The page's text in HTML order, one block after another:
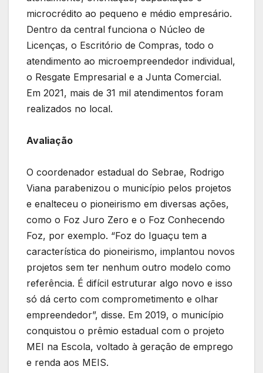
microcrédito ao pequeno e médio empresário.
Dentro da central funciona o Núcleo de
Licenças, o Escritório de Compras, todo o
atendimento ao microempreendedor individual,
o Resgate Empresarial e a Junta Comercial.
Em 2021, mais de 31 mil atendimentos foram
realizados no local.
Avaliação
O coordenador estadual do Sebrae, Rodrigo
Viana parabenizou o município pelos projetos
e enalteceu o pioneirismo em diversas ações,
como o Foz Juro Zero e o Foz Conhecendo
Foz, por exemplo. “Foz do Iguaçu tem a
característica do pioneirismo, implantou novos
projetos sem ter nenhum outro modelo como
referência. É difícil estruturar algo novo e isso
só dá certo com comprometimento e olhar
empreendedor”, disse. Em 2019, o município
conquistou o prêmio estadual com o projeto
MEI na Escola, voltado à geração de emprego
e renda aos MEIS.